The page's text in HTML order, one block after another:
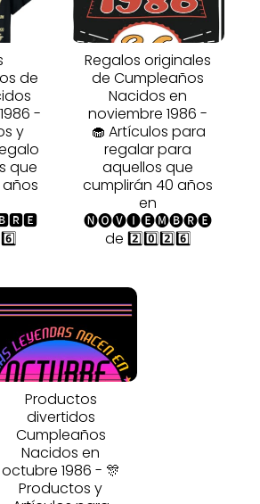
de
-
y
que
Regalos originales
de Cumpleaños
Nacidos en
noviembre 1986 -
🧁 Artículos para
regalar para
aquellos que
cumplirán 40 años
en
🅝🅞🅥🅘🅔🅜🅑🅡🅔
de 2️⃣0️⃣2️⃣6️⃣
Productos
divertidos
Cumpleaños
Nacidos en
octubre 1986 - 🎊
Productos y